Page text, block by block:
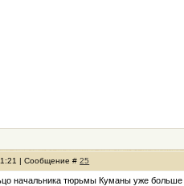
| Сообщение #25
начальника тюрьмы Куманы уже больше